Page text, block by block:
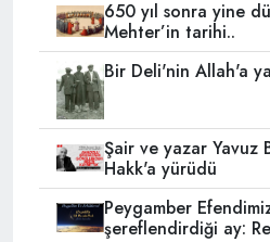
650 yıl sonra yine
Mehter’in tarihi..
Bir Deli'nin Allah'a
Şair ve yazar Yavuz
Hakk'a yürüdü
Peygamber
şereflendirdiği ay: